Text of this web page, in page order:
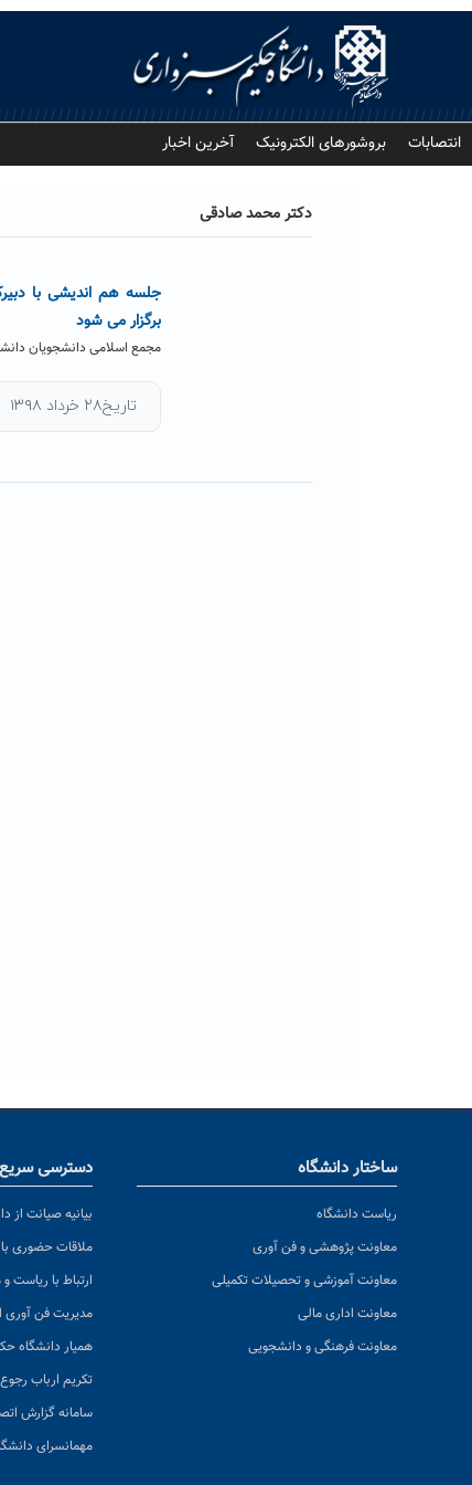
انتصابات بروشورهای الکترونیک آخرین اخبار
دکتر محمد صادقی
جلسه هم اندیشی با
برگزار می شود
مجمع اسلامی دانشجویان
تاریخ۲۸ خرداد ۱۳۹۸
ساختار دانشگاه
ریاست دانشگاه
معاونت پژوهشی و فن آوری
معاونت آموزشی و تحصیلات تکمیلی
معاونت اداری مالی
معاونت فرهنگی و دانشجویی
دسترسی سریع
بیانیه صیانت از
ملاقات حضوری
ارتباط با ریاست
مدیریت فن آوری
همیار دانشگاه
تکریم ارباب رجوع
سامانه گزارش
مهمانسرای